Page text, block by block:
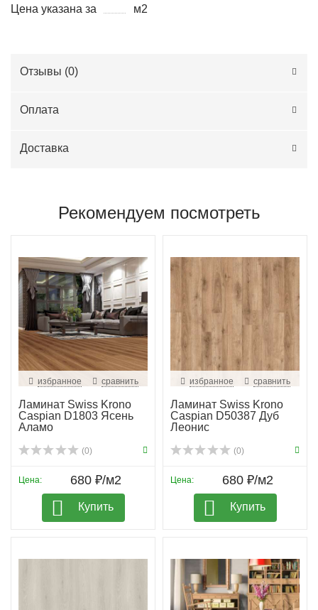
Цена указана за м2
Отзывы (0)
Оплата
Доставка
Рекомендуем посмотреть
избранное сравнить
Ламинат Swiss Krono
Caspian D1803 Ясень
Аламо
(0)
Цена: 680 ₽/м2
Купить
избранное сравнить
Ламинат Swiss Krono
Caspian D50387 Дуб
Леонис
(0)
Цена: 680 ₽/м2
Купить